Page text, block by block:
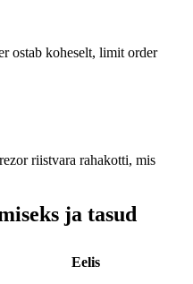
ostab koheselt, limit order
riistvara rahakotti, mis
ja tasud
Eelis